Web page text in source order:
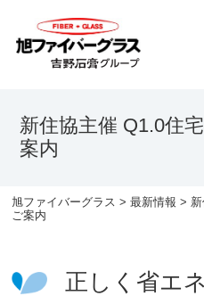
新住協主催 Q1.0住
案内
旭ファイバーグラス >最新情報 > 新
ご案内
正しく省エ